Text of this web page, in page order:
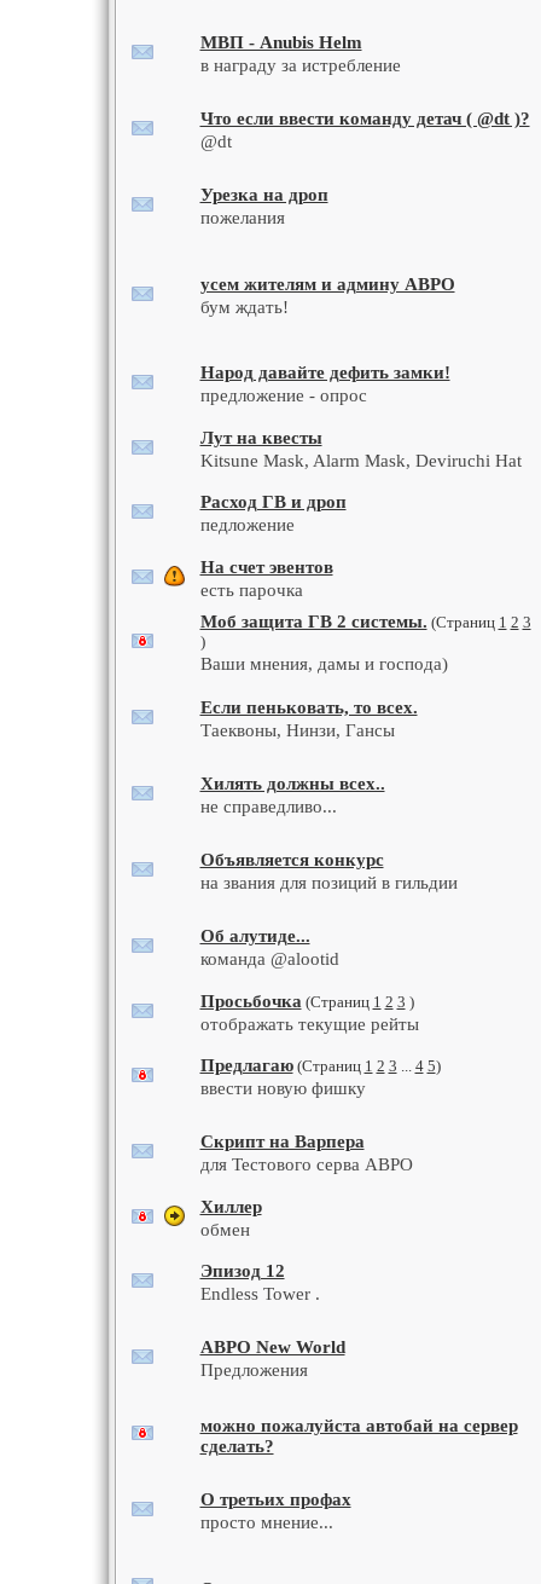
МВП - Anubis Helm
в награду за истребление
Что если ввести команду детач ( @dt )?
@dt
Урезка на дроп
пожелания
усем жителям и админу АВРО
бум ждать!
Народ давайте дефить замки!
предложение - опрос
Лут на квесты
Kitsune Mask, Alarm Mask, Deviruchi Hat
Расход ГВ и дроп
педложение
На счет эвентов
есть парочка
Моб защита ГВ 2 системы. (Страниц 1 2 3
)
Ваши мнения, дамы и господа)
Если пеньковать, то всех.
Таеквоны, Нинзи, Гансы
Хилять должны всех..
не справедливо...
Объявляется конкурс
на звания для позиций в гильдии
Об алутиде...
команда @alootid
Просьбочка (Страниц 1 2 3 )
отображать текущие рейты
Предлагаю (Страниц 1 2 3 ... 4 5)
ввести новую фишку
Скрипт на Варпера
для Тестового серва АВРО
Хиллер
обмен
Эпизод 12
Endless Tower .
АВРО New World
Предложения
можно пожалуйста автобай на сервер
сделать?
О третьих профах
просто мнение...